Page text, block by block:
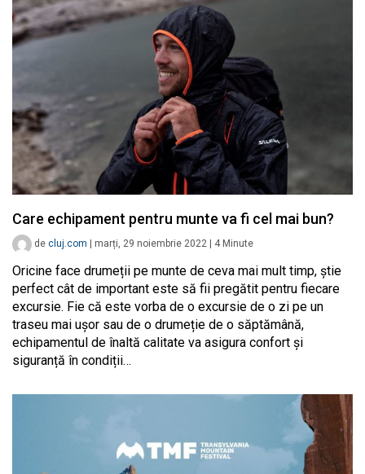
Care echipament pentru munte va fi cel mai bun?
de cluj.com marți, 29 noiembrie 2022 4 Minute
Oricine face drumeții pe munte de ceva mai mult timp, știe
perfect cât de important este să fii pregătit pentru fiecare
excursie. Fie că este vorba de o excursie de o zi pe un
traseu mai ușor sau de o drumeție de o săptămână,
echipamentul de înaltă calitate va asigura confort și
siguranță în condiții…